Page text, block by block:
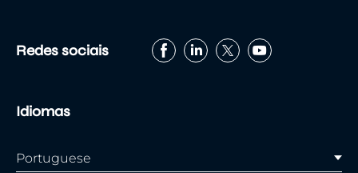
Redes sociais
Idiomas
Portuguese